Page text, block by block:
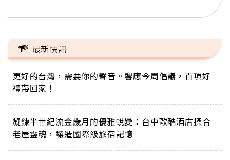
最新快訊
更好的台灣，需要你的聲音。響應今周倡議，百項好
禮帶回家！
凝鍊半世紀流金歲月的優雅蛻變：台中歐酷酒店揉合
老屋靈魂，釀造國際級旅宿記憶